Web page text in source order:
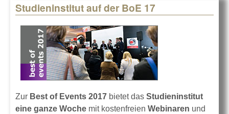
Studieninstitut auf der BoE 17
Zur Best of Events 2017 bietet das Studieninstitut
eine ganze Woche mit kostenfreien Webinaren und